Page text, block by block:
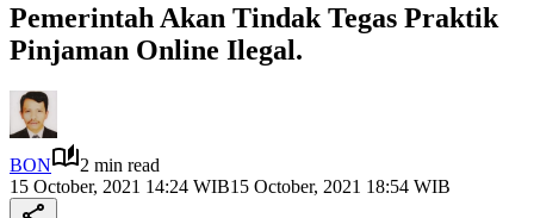
Pemerintah Akan Tindak Tegas Praktik
Pinjaman Online Ilegal.
BON
2 min read
15 October, 2021 14:24 WIB15 October, 2021 18:54 WIB